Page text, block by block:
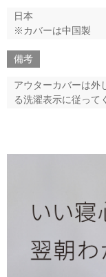
日本
※カバーは中国製
備考
アウターカバーは外
る洗濯表示に従って